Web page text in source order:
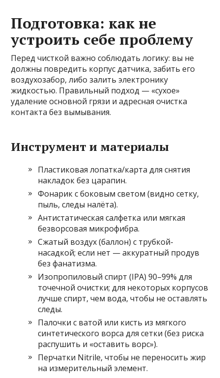
Подготовка: как не
устроить себе проблему
Перед чисткой важно соблюдать логику: вы не
должны повредить корпус датчика, забить его
воздухозабор, либо залить электронику
жидкостью. Правильный подход — «сухое»
удаление основной грязи и адресная очистка
контакта без вымывания.
Инструмент и материалы
Пластиковая лопатка/карта для снятия
накладок без царапин.
Фонарик с боковым светом (видно сетку,
пыль, следы налёта).
Антистатическая салфетка или мягкая
безворсовая микрофибра.
Сжатый воздух (баллон) с трубкой-
насадкой; если нет — аккуратный продув
без фанатизма.
Изопропиловый спирт (IPA) 90–99% для
точечной очистки; для некоторых корпусов
лучше спирт, чем вода, чтобы не оставлять
следы.
Палочки с ватой или кисть из мягкого
синтетического ворса для сетки (без риска
распушить и «оставить ворс»).
Перчатки Nitrile, чтобы не переносить жир
на измерительный элемент.